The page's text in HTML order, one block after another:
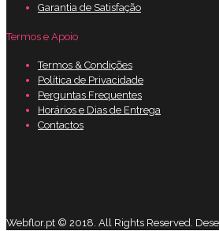
Garantia de Satisfação
Termos e Apoio
Termos & Condições
Política de Privacidade
Perguntas Frequentes
Horários e Dias de Entrega
Contactos
Webflor.pt © 2018. All Rights Reserved.